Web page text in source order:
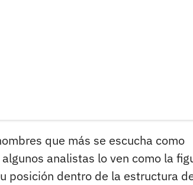
que más se escucha como
algunos analistas lo ven como la
posición dentro de la estructura